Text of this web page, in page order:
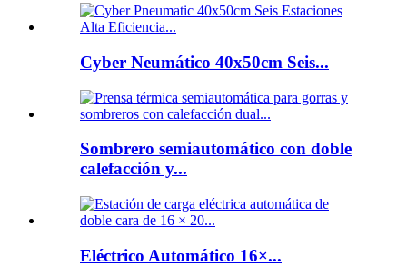
Cyber ​​Neumático 40x50cm Seis...
Sombrero semiautomático con doble
calefacción y...
Eléctrico Automático 16×...